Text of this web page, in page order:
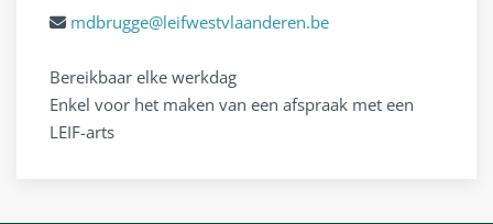
mdbrugge@leifwestvlaanderen.be
Bereikbaar elke werkdag
Enkel voor het maken van een afspraak met een
LEIF-arts